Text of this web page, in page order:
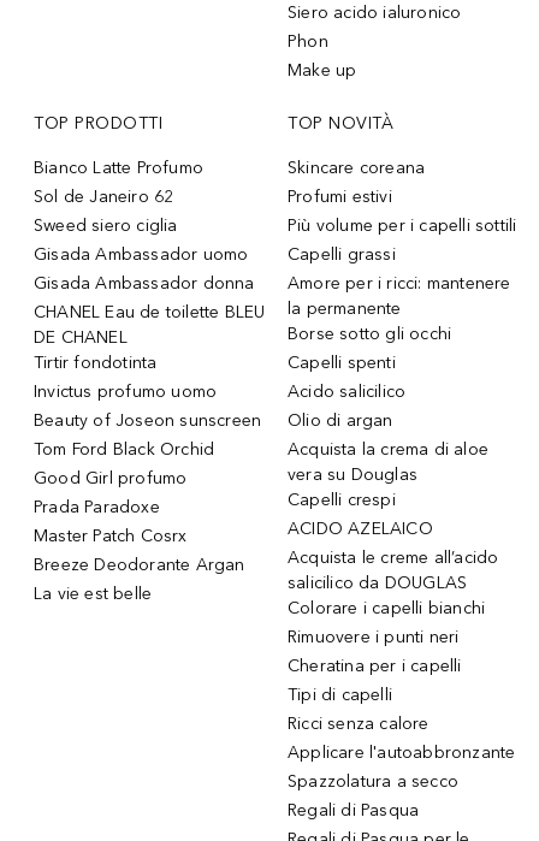
Siero acido ialuronico
Phon
Make up
TOP PRODOTTI
Bianco Latte Profumo
Sol de Janeiro 62
Sweed siero ciglia
Gisada Ambassador uomo
Gisada Ambassador donna
CHANEL Eau de toilette BLEU
DE CHANEL
Tirtir fondotinta
Invictus profumo uomo
Beauty of Joseon sunscreen
Tom Ford Black Orchid
Good Girl profumo
Prada Paradoxe
Master Patch Cosrx
Breeze Deodorante Argan
La vie est belle
TOP NOVITÀ
Skincare coreana
Profumi estivi
Più volume per i capelli sottili
Capelli grassi
Amore per i ricci: mantenere
la permanente
Borse sotto gli occhi
Capelli spenti
Acido salicilico
Olio di argan
Acquista la crema di aloe
vera su Douglas
Capelli crespi
ACIDO AZELAICO
Acquista le creme all’acido
salicilico da DOUGLAS
Colorare i capelli bianchi
Rimuovere i punti neri
Cheratina per i capelli
Tipi di capelli
Ricci senza calore
Applicare l'autoabbronzante
Spazzolatura a secco
Regali di Pasqua